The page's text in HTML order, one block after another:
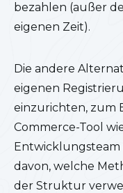
bezahlen (außer
eigenen Zeit).
Die andere
eigenen
einzurichten, zum
Commerce-Tool
Entwicklungsteam
davon, welche
der Struktur